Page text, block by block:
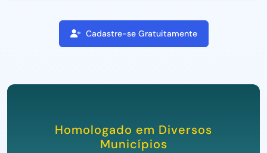
Cadastre-se Gratuitamente
Homologado em Diversos
Municípios